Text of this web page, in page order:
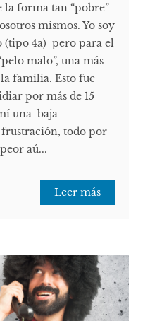
forma tan “pobre”
mismos. Yo soy
(tipo 4a) pero para el
malo”, una más
familia. Esto fue
por más de 15
una baja
frustración, todo por
aú...
Leer más